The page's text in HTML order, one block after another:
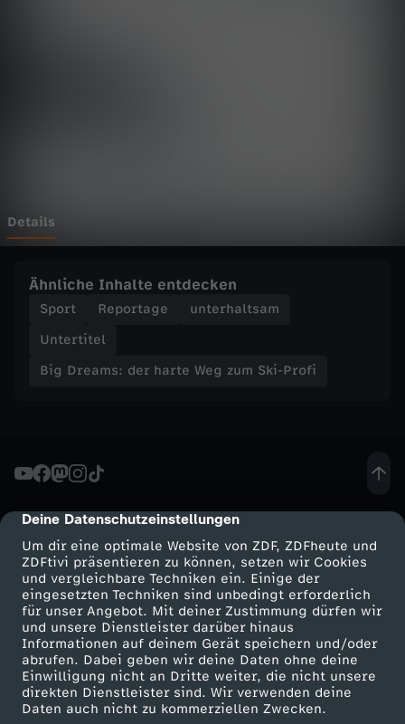
cmp-dialog-description
Deine Datenschutzeinstellungen
Um dir eine optimale Website von ZDF, ZDFheute und
ZDFtivi präsentieren zu können, setzen wir Cookies
und vergleichbare Techniken ein. Einige der
eingesetzten Techniken sind unbedingt erforderlich
für unser Angebot. Mit deiner Zustimmung dürfen wir
und unsere Dienstleister darüber hinaus
Informationen auf deinem Gerät speichern und/oder
abrufen. Dabei geben wir deine Daten ohne deine
Einwilligung nicht an Dritte weiter, die nicht unsere
direkten Dienstleister sind. Wir verwenden deine
Daten auch nicht zu kommerziellen Zwecken.
r
a
r
W
e
g
z
u
m
Details
Ähnliche Inhalte entdecken
Sport Reportage
unterhaltsam
Untertitel
Big Dreams: der harte Weg zum Ski-Profi
Mehr ZDF
ZDF-Apps
Smart TV
ZDFtext
Service
ZDFmitreden
Kontakt zum ZDF
Tickets